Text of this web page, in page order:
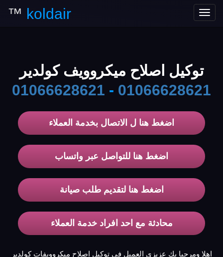
Toggle
koldair
™
توكيل اصلاح ميكروويف كولدير
01066628621
-
01066628621
اضغط هنا ل الاتصال بخدمة العملاء
اضغط هنا للتواصل عبر واتساب
اضغط هنا لتقديم طلب صيانة
محادثة مع احد افراد خدمة العملاء
اهلا ومرحبا بك عزيزي العميل في توكيل اصلاح ميكروويفات كولدير